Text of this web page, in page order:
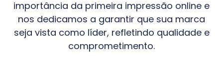
importância da primeira impressão online e
nos dedicamos a garantir que sua marca
seja vista como líder, refletindo qualidade e
comprometimento.